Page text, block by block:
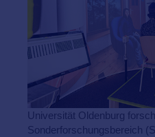
Universität Oldenburg
Sonderforschungsbereich